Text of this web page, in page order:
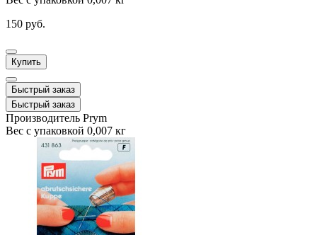
150 руб.
Купить
Быстрый заказ
Быстрый заказ
Производитель Prym
Вес с упаковкой 0,007 кг